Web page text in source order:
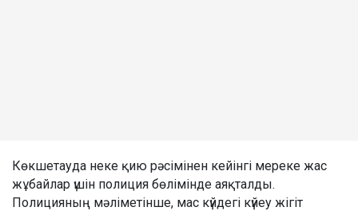
Көкшетауда неке қию рәсімінен кейінгі мереке жас
жұбайлар үшін полиция бөлімінде аяқталды.
Полицияның мәліметінше, мас күйдегі күйеу жігіт